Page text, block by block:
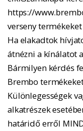
https://
verseny
Ha elakadtok
átnézni a kínálatot
Bármilyen kérdés
Brembo
Különlegességek
alkatrészek
határidő erről